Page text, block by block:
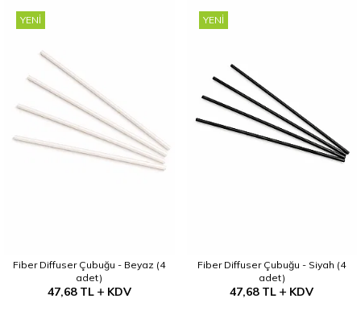
YENI
Fiber Diffuser Çubuğu - Beyaz (4
adet)
47,68TL KDV
YENI
Fiber Diffuser Çubuğu - Siyah (4
adet)
47,68TL KDV